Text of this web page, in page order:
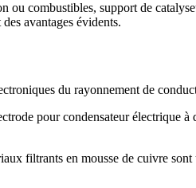
ou combustibles, support de
avantages évidents.
du rayonnement de
pour condensateur électrique à
filtrants en mousse de cuivre